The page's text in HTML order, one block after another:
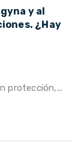
y al
¿Hay
protección,...